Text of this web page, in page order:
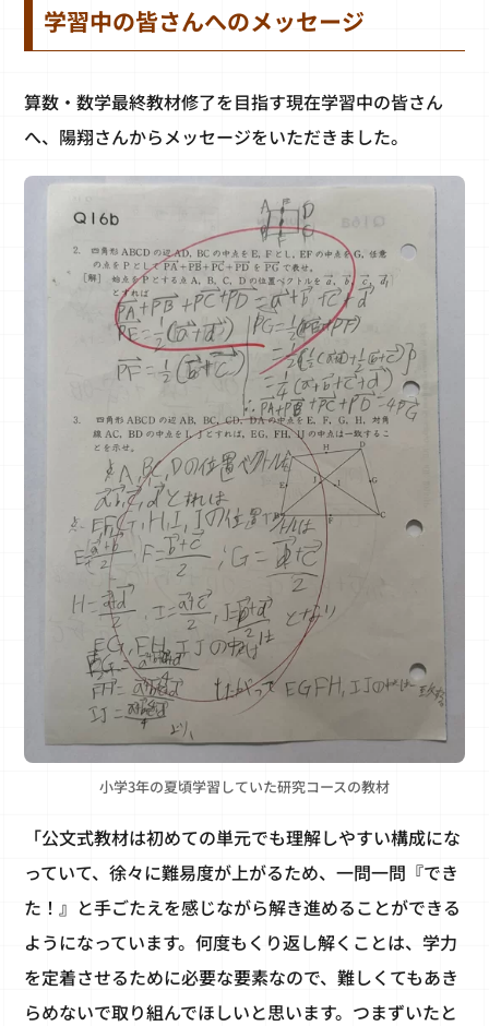
学習中の皆さんへのメッセージ
算数・数学最終教材修了を目指す現在学習中の皆さん
へ、陽翔さんからメッセージをいただきました。
小学3年の夏頃学習していた研究コースの教材
「公文式教材は初めての単元でも理解しやすい構成にな
っていて、徐々に難易度が上がるため、一問一問『でき
た！』と手ごたえを感じながら解き進めることができる
ようになっています。何度もくり返し解くことは、学力
を定着させるために必要な要素なので、難しくてもあき
らめないで取り組んでほしいと思います。つまずいたと